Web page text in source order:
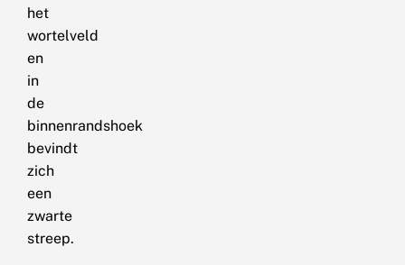
het
wortelveld
en
in
de
binnenrandshoek
bevindt
zich
een
zwarte
streep.